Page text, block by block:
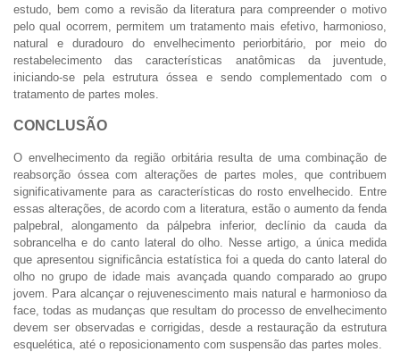
estudo, bem como a revisão da literatura para compreender o motivo
pelo qual ocorrem, permitem um tratamento mais efetivo, harmonioso,
natural e duradouro do envelhecimento periorbitário, por meio do
restabelecimento das características anatômicas da juventude,
iniciando-se pela estrutura óssea e sendo complementado com o
tratamento de partes moles.
CONCLUSÃO
O envelhecimento da região orbitária resulta de uma combinação de
reabsorção óssea com alterações de partes moles, que contribuem
significativamente para as características do rosto envelhecido. Entre
essas alterações, de acordo com a literatura, estão o aumento da fenda
palpebral, alongamento da pálpebra inferior, declínio da cauda da
sobrancelha e do canto lateral do olho. Nesse artigo, a única medida
que apresentou significância estatística foi a queda do canto lateral do
olho no grupo de idade mais avançada quando comparado ao grupo
jovem. Para alcançar o rejuvenescimento mais natural e harmonioso da
face, todas as mudanças que resultam do processo de envelhecimento
devem ser observadas e corrigidas, desde a restauração da estrutura
esquelética, até o reposicionamento com suspensão das partes moles.